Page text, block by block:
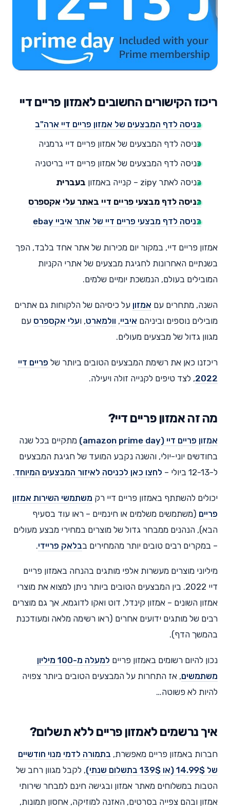
ריכוז הקישורים החשובים לאמזון פריים דיי
כניסה לדף המבצעים של אמזון פריים דיי ארה"ב
כניסה לדף המבצעים של אמזון פריים דיי גרמניה
כניסה לדף המבצעים של אמזון פריים דיי בריטניה
כניסה לאתר zipy – קנייה באמזון
בעברית
כניסה לדף מבצעי פריים דיי באתר עלי אקספרס
כניסה לדף מבצעי פריים דיי של אתר איביי ebay
אמזון פריים דיי, במקור יום מכירות של אתר אחד בלבד, הפך
בשנתיים האחרונות לחגיגת מבצעים של אתרי הקניות
המובילים בעולם, הנמשכת יומיים שלמים.
השנה, מתחרים עם אמזון על כיסיהם של הלקוחות גם אתרים
מובילים נוספים וביניהם איביי, וולמארט, ועלי אקספרס עם
מגוון גדול של מבצעים מעולים.
ריכזנו כאן את רשימת המבצעים הטובים ביותר של פריים דיי
2022, לצד טיפים לקנייה זולה ויעילה.
מה זה אמזון פריים דיי?
אמזון פריים דיי (amazon prime day)
מתקיים בכל שנה
בחודשים יוני-יולי, והשנה נקבע המועד של חגיגת המבצעים
ל-12-13 ביולי –
לחצו כאן לכניסה לאיזור המבצעים המיוחד.
יכולים להשתתף באמזון פריים דיי רק משתמשי השירות אמזון
פריים (משתמשים משלמים או חינמיים – ראו עוד בסעיף
הבא), הנהנים ממבחר גדול של מוצרים במחירי מבצע מעולים
– במקרים רבים טובים יותר מהמחירים בבלאק פריידי.
מיליוני מוצרים מעשרות אלפי מותגים בהנחה באמזון פריים
דיי 2022. בין המבצעים הטובים ביותר ניתן למצוא את מוצרי
אמזון השונים – אמזון קינדל, דוט ואקו לדוגמא, אך גם מוצרים
רבים של מותגים ידועים אחרים (ראו רשימה מלאה ומעודכנת
בהמשך הדף).
נכון להיום רשומים באמזון פריים
למעלה מ-100 מיליון
משתמשים, אז התחרות על המבצעים הטובים ביותר צפויה
להיות לא פשוטה…
איך נרשמים לאמזון פריים ללא תשלום?
חברות באמזון פריים מאפשרת, בתמורה לדמי מנוי חודשיים
של 14.99$ (או 139$ בתשלום שנתי)
, לקבל מגוון רחב של
הטבות במשלוחים מאתר אמזון ובגישה חינם למבחר שירותי
אמזון ובהם צפייה בסרטים, האזנה למוזיקה, אחסון תמונות,